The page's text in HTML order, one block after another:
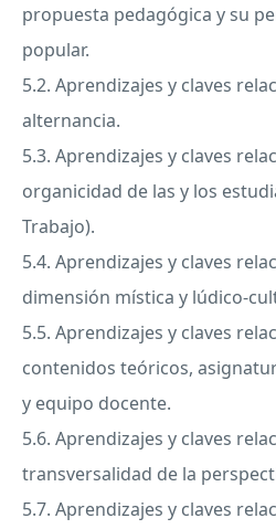
propuesta pedagógica y su
popular.
5.2. Aprendizajes y claves
alternancia.
5.3. Aprendizajes y claves
organicidad de las y los
Trabajo).
5.4. Aprendizajes y claves
dimensión mística y lúdico-
5.5. Aprendizajes y claves
contenidos teóricos,
y equipo docente.
5.6. Aprendizajes y claves
transversalidad de la
5.7. Aprendizajes y claves